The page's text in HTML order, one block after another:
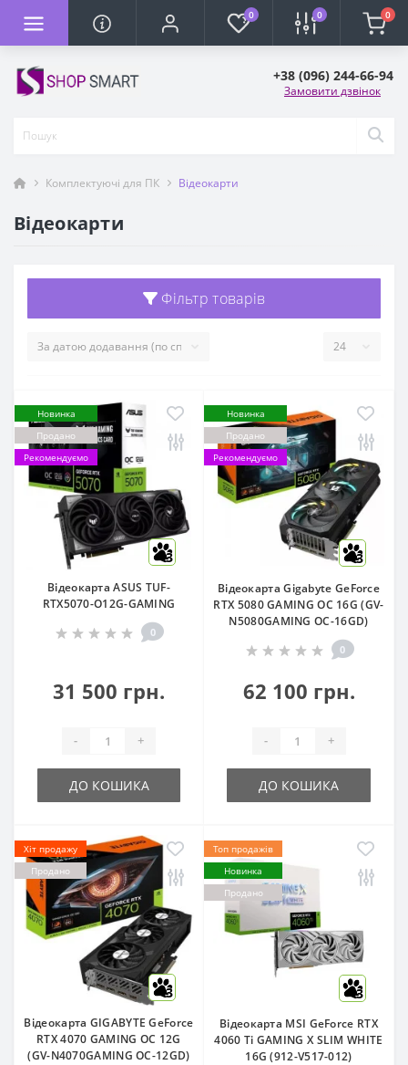
0 0 0
+38 (096) 244-66-94
Замовити дзвінок
Комплектуючі для ПК Відеокарти
Відеокарти
Фільтр товарів
Новинка
Продано
Рекомендуємо
3
Відеокарта ASUS TUF-
RTX5070-O12G-GAMING
0
31 500 грн.
- +
ДО КОШИКА
Новинка
Продано
Рекомендуємо
3
Відеокарта Gigabyte GeForce
RTX 5080 GAMING OC 16G (GV-
N5080GAMING OC-16GD)
0
62 100 грн.
- +
ДО КОШИКА
Хіт продажу
Продано
3
Відеокарта GIGABYTE GeForce
RTX 4070 GAMING OC 12G
(GV-N4070GAMING OC-12GD)
Топ продажів
Новинка
Продано
3
Відеокарта MSI GeForce RTX
4060 Ti GAMING X SLIM WHITE
16G (912-V517-012)